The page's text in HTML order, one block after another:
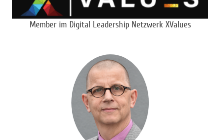
Member im Digital Leadership Netzwerk XValues